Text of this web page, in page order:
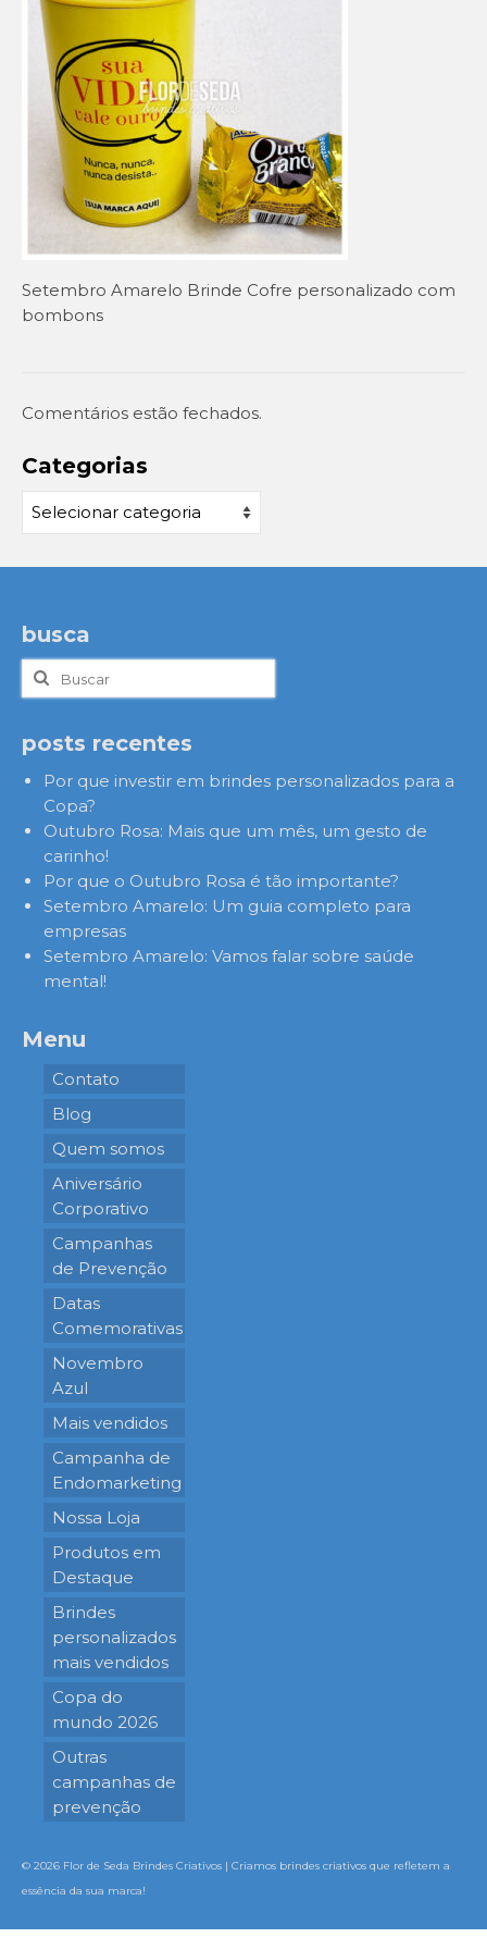
Setembro Amarelo
Outubro Rosa
Novembro Azul
Outras campanhas de prevenção
Copa do mundo 2026
Festa Caipira
QUEM SOMOS
Setembro Amarelo Brinde Cofre personalizado com
bombons
Comentários estão fechados.
Categorias
Categorias
busca
Buscar
por:
posts recentes
Por que investir em brindes personalizados para a
Copa?
Outubro Rosa: Mais que um mês, um gesto de
carinho!
Por que o Outubro Rosa é tão importante?
Setembro Amarelo: Um guia completo para
empresas
Setembro Amarelo: Vamos falar sobre saúde
mental!
Menu
Contato
Blog
Quem somos
Aniversário
Corporativo
Campanhas
de Prevenção
Datas
Comemorativas
Novembro
Azul
Mais vendidos
Campanha de
Endomarketing
Nossa Loja
Produtos em
Destaque
Brindes
personalizados
mais vendidos
Copa do
mundo 2026
Outras
campanhas de
prevenção
© 2026 Flor de Seda Brindes Criativos | Criamos brindes criativos que refletem a
essência da sua marca!